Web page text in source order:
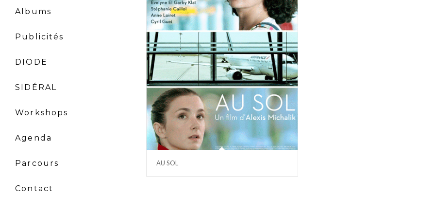
Albums
Publicités
DIODE
SIDÉRAL
Workshops
Agenda
Parcours
Contact
AU SOL